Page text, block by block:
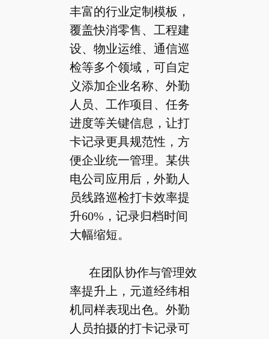
丰富的行业定制模板，
覆盖快消零售、工程建
设、物业运维、通信巡
检等多个领域，可自定
义添加企业名称、外勤
人员、工作项目、任务
进度等关键信息，让打
卡记录更具规范性，方
便企业统一管理。某供
电公司应用后，外勤人
员线路巡检打卡效率提
升60%，记录归档时间
大幅缩短。
在团队协作与管理效
率提升上，元道经纬相
机同样表现出色。外勤
人员拍摄的打卡记录可